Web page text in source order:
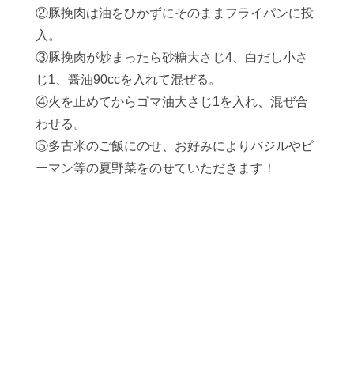
②豚挽肉は油をひかずにそのままフライパンに投
入。
③豚挽肉が炒まったら砂糖大さじ4、白だし小さ
じ1、醤油90ccを入れて混ぜる。
④火を止めてからゴマ油大さじ1を入れ、混ぜ合
わせる。
⑤多古米のご飯にのせ、お好みによりバジルやピ
ーマン等の夏野菜をのせていただきます！